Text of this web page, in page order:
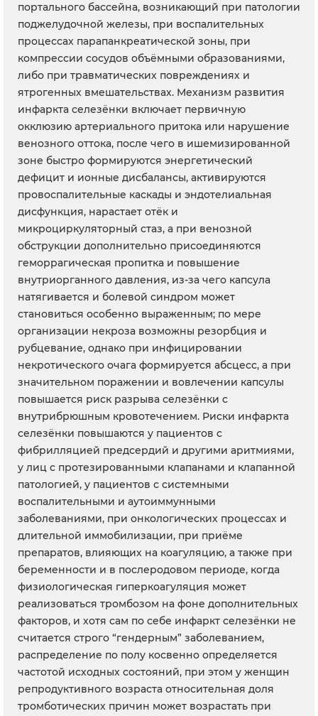
портального бассейна, возникающий при патологии
поджелудочной железы, при воспалительных
процессах парапанкреатической зоны, при
компрессии сосудов объёмными образованиями,
либо при травматических повреждениях и
ятрогенных вмешательствах. Механизм развития
инфаркта селезёнки включает первичную
окклюзию артериального притока или нарушение
венозного оттока, после чего в ишемизированной
зоне быстро формируются энергетический
дефицит и ионные дисбалансы, активируются
провоспалительные каскады и эндотелиальная
дисфункция, нарастает отёк и
микроциркуляторный стаз, а при венозной
обструкции дополнительно присоединяются
геморрагическая пропитка и повышение
внутриорганного давления, из-за чего капсула
натягивается и болевой синдром может
становиться особенно выраженным; по мере
организации некроза возможны резорбция и
рубцевание, однако при инфицировании
некротического очага формируется абсцесс, а при
значительном поражении и вовлечении капсулы
повышается риск разрыва селезёнки с
внутрибрюшным кровотечением. Риски инфаркта
селезёнки повышаются у пациентов с
фибрилляцией предсердий и другими аритмиями,
у лиц с протезированными клапанами и клапанной
патологией, у пациентов с системными
воспалительными и аутоиммунными
заболеваниями, при онкологических процессах и
длительной иммобилизации, при приёме
препаратов, влияющих на коагуляцию, а также при
беременности и в послеродовом периоде, когда
физиологическая гиперкоагуляция может
реализоваться тромбозом на фоне дополнительных
факторов, и хотя сам по себе инфаркт селезёнки не
считается строго “гендерным” заболеванием,
распределение по полу косвенно определяется
частотой исходных состояний, при этом у женщин
репродуктивного возраста относительная доля
тромботических причин может возрастать при